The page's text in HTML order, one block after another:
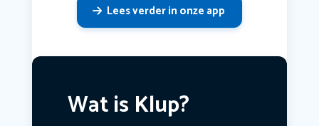
Lees verder in onze app
Wat is Klup?